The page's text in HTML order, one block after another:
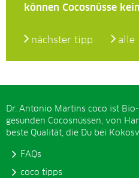
können Cocosnüsse
nächster tipp alle
Dr. Antonio Martins coco ist
gesunden Cocosnüssen, von
beste Qualität, die Du bei
FAQs
coco tipps